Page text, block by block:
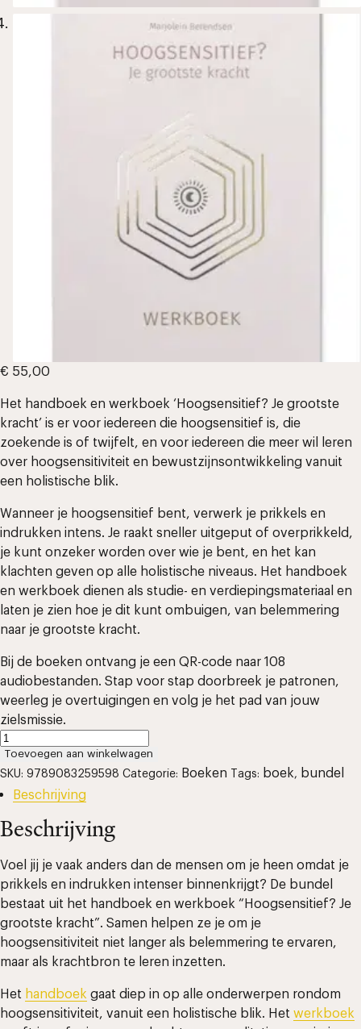
€ 55,00
Het handboek en werkboek ‘Hoogsensitief? Je grootste
kracht’ is er voor iedereen die hoogsensitief is, die
zoekende is of twijfelt, en voor iedereen die meer wil leren
over hoogsensitiviteit en bewustzijnsontwikkeling vanuit
een holistische blik.
Wanneer je hoogsensitief bent, verwerk je prikkels en
indrukken intens. Je raakt sneller uitgeput of overprikkeld,
je kunt onzeker worden over wie je bent, en het kan
klachten geven op alle holistische niveaus. Het handboek
en werkboek dienen als studie- en verdiepingsmateriaal en
laten je zien hoe je dit kunt ombuigen, van belemmering
naar je grootste kracht.
Bij de boeken ontvang je een QR-code naar 108
audiobestanden. Stap voor stap doorbreek je patronen,
weerleg je overtuigingen en volg je het pad van jouw
zielsmissie.
Handboek
en
werkboek:
‘Hoogsensitief?
grootste
kracht’
Toevoegen aan winkelwagen
SKU: 9789083259598 Categorie: Boeken Tags: boek, bundel
Beschrijving
Beschrijving
Voel jij je vaak anders dan de mensen om je heen omdat je
prikkels en indrukken intenser binnenkrijgt? De bundel
bestaat uit het handboek en werkboek “Hoogsensitief? Je
grootste kracht”. Samen helpen ze je om je
hoogsensitiviteit niet langer als belemmering te ervaren,
maar als krachtbron te leren inzetten.
Het handboek gaat diep in op alle onderwerpen rondom
hoogsensitiviteit, vanuit een holistische blik. Het werkboek